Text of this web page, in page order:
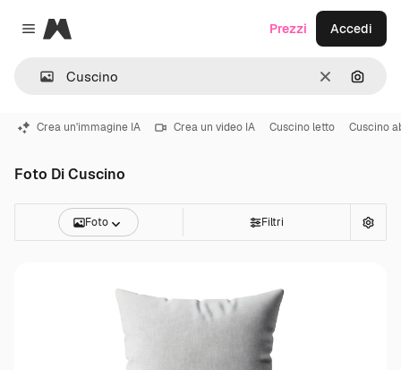
Close menu
Magnific
CancellaCerca
Prezzi Accedi
Crea un'immagine IA Crea un video IA Cuscino letto Cuscino
Foto Di Cuscino
Foto Filtri